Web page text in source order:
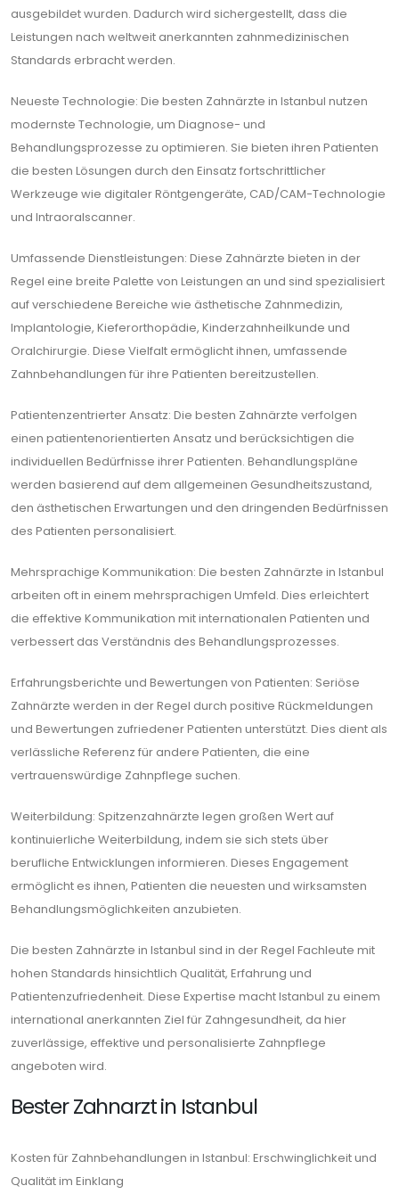
ausgebildet wurden. Dadurch wird sichergestellt, dass die
Leistungen nach weltweit anerkannten zahnmedizinischen
Standards erbracht werden.
Neueste Technologie: Die besten Zahnärzte in Istanbul nutzen
modernste Technologie, um Diagnose- und
Behandlungsprozesse zu optimieren. Sie bieten ihren Patienten
die besten Lösungen durch den Einsatz fortschrittlicher
Werkzeuge wie digitaler Röntgengeräte, CAD/CAM-Technologie
und Intraoralscanner.
Umfassende Dienstleistungen: Diese Zahnärzte bieten in der
Regel eine breite Palette von Leistungen an und sind spezialisiert
auf verschiedene Bereiche wie ästhetische Zahnmedizin,
Implantologie, Kieferorthopädie, Kinderzahnheilkunde und
Oralchirurgie. Diese Vielfalt ermöglicht ihnen, umfassende
Zahnbehandlungen für ihre Patienten bereitzustellen.
Patientenzentrierter Ansatz: Die besten Zahnärzte verfolgen
einen patientenorientierten Ansatz und berücksichtigen die
individuellen Bedürfnisse ihrer Patienten. Behandlungspläne
werden basierend auf dem allgemeinen Gesundheitszustand,
den ästhetischen Erwartungen und den dringenden Bedürfnissen
des Patienten personalisiert.
Mehrsprachige Kommunikation: Die besten Zahnärzte in Istanbul
arbeiten oft in einem mehrsprachigen Umfeld. Dies erleichtert
die effektive Kommunikation mit internationalen Patienten und
verbessert das Verständnis des Behandlungsprozesses.
Erfahrungsberichte und Bewertungen von Patienten: Seriöse
Zahnärzte werden in der Regel durch positive Rückmeldungen
und Bewertungen zufriedener Patienten unterstützt. Dies dient als
verlässliche Referenz für andere Patienten, die eine
vertrauenswürdige Zahnpflege suchen.
Weiterbildung: Spitzenzahnärzte legen großen Wert auf
kontinuierliche Weiterbildung, indem sie sich stets über
berufliche Entwicklungen informieren. Dieses Engagement
ermöglicht es ihnen, Patienten die neuesten und wirksamsten
Behandlungsmöglichkeiten anzubieten.
Die besten Zahnärzte in Istanbul sind in der Regel Fachleute mit
hohen Standards hinsichtlich Qualität, Erfahrung und
Patientenzufriedenheit. Diese Expertise macht Istanbul zu einem
international anerkannten Ziel für Zahngesundheit, da hier
zuverlässige, effektive und personalisierte Zahnpflege
angeboten wird.
Bester Zahnarzt in Istanbul
Kosten für Zahnbehandlungen in Istanbul: Erschwinglichkeit und
Qualität im Einklang